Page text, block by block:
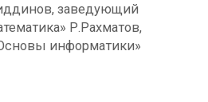
заведующий
Р.Рахматов,
информатики»